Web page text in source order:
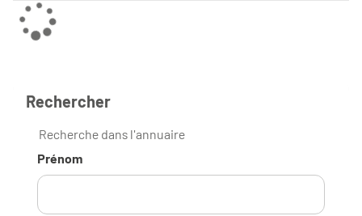
Rechercher
Recherche dans l'annuaire
Prénom